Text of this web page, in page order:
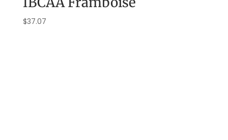
$37.07